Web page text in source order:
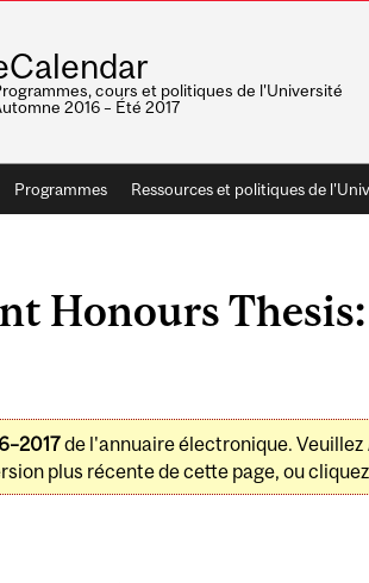
cours et politiques de l'Université
2016 – Été 2017
Programmes Ressources et politiques de
Honours
de l'annuaire électronique. Veuillez
plus récente de cette page, ou cliquez